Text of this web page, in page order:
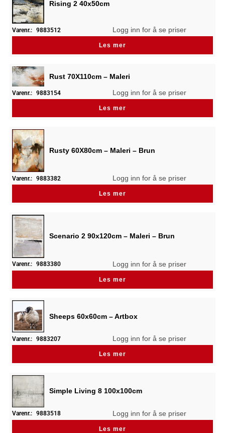
Rising 2 40x50cm
Varenr.: 9883512 Logg inn for å se priser
Les mer
Rust 70X110cm – Maleri
Varenr.: 9883154 Logg inn for å se priser
Les mer
Rusty 60X80cm – Maleri – Brun
Varenr.: 9883382 Logg inn for å se priser
Les mer
Scenario 2 90x120cm – Maleri – Brun
Varenr.: 9883380 Logg inn for å se priser
Les mer
Sheeps 60x60cm – Artbox
Varenr.: 9883207 Logg inn for å se priser
Les mer
Simple Living 8 100x100cm
Varenr.: 9883518 Logg inn for å se priser
Les mer